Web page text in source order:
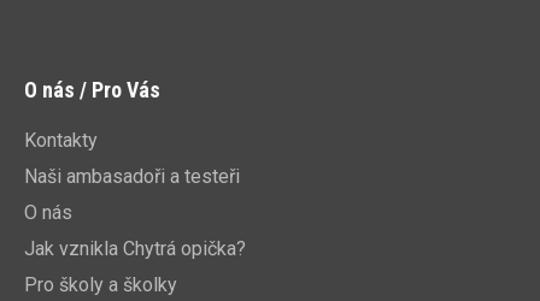
O nás / Pro Vás
Kontakty
Naši ambasadoři a testeři
O nás
Jak vznikla Chytrá opička?
Pro školy a školky